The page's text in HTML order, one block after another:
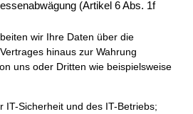
(Artikel 6 Abs. 1f
wir Ihre Daten über die
hinaus zur Wahrung
uns oder Dritten wie beispielsweise
IT-Sicherheit und des IT-Betriebs;